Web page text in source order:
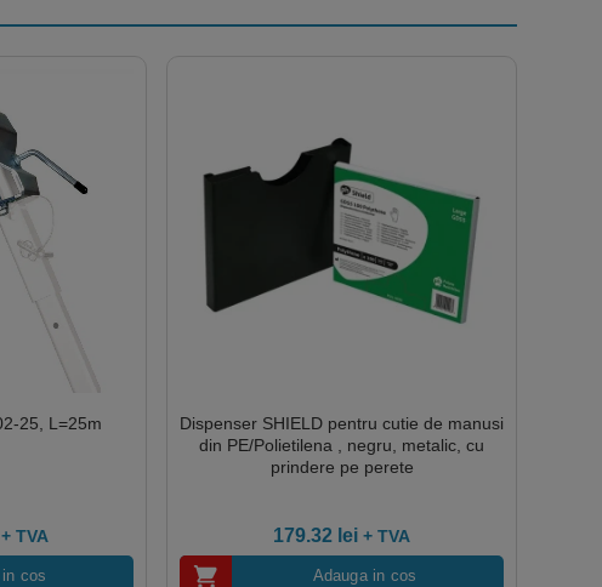
25, L=25m
+ TVA
cos
Dispenser SHIELD pentru cutie de manusi
din PE/Polietilena , negru, metalic, cu
prindere pe perete
179.32 lei + TVA
Adauga in cos